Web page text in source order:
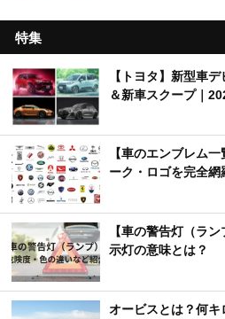
特集
【トヨタ】新型車
＆新車スクープ｜
【車のエンブレム
ーク・ロゴを完全網
【車の警告灯（ラ
示灯の意味とは？
オービスとは？何キ